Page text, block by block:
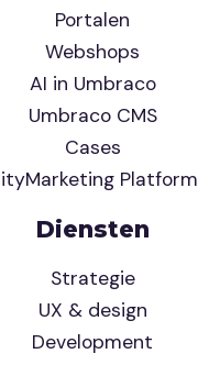
Portalen
Webshops
AI in Umbraco
Umbraco CMS
Cases
Platform
Diensten
Strategie
UX & design
Development